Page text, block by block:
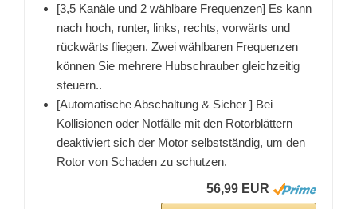
[3,5 Kanäle und 2 wählbare Frequenzen] Es kann
nach hoch, runter, links, rechts, vorwärts und
rückwärts fliegen. Zwei wählbaren Frequenzen
können Sie mehrere Hubschrauber gleichzeitig
steuern..
[Automatische Abschaltung & Sicher ] Bei
Kollisionen oder Notfälle mit den Rotorblättern
deaktiviert sich der Motor selbstständig, um den
Rotor von Schaden zu schutzen.
56,99 EUR